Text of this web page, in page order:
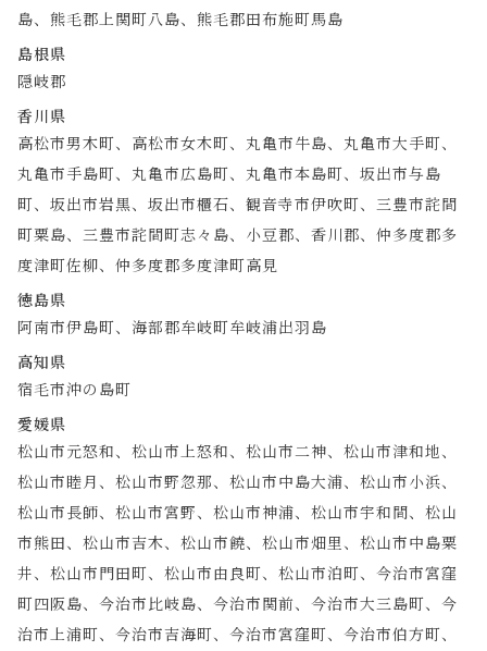
島、熊毛郡上関町八島、熊毛郡田布施町馬島
島根県
隠岐郡
香川県
高松市男木町、高松市女木町、丸亀市牛島、丸亀市大手町、
丸亀市手島町、丸亀市広島町、丸亀市本島町、坂出市与島
町、坂出市岩黒、坂出市櫃石、観音寺市伊吹町、三豊市詫間
町粟島、三豊市詫間町志々島、小豆郡、香川郡、仲多度郡多
度津町佐柳、仲多度郡多度津町高見
徳島県
阿南市伊島町、海部郡牟岐町牟岐浦出羽島
高知県
宿毛市沖の島町
愛媛県
松山市元怒和、松山市上怒和、松山市二神、松山市津和地、
松山市睦月、松山市野忽那、松山市中島大浦、松山市小浜、
松山市長師、松山市宮野、松山市神浦、松山市宇和間、松山
市熊田、松山市吉木、松山市饒、松山市畑里、松山市中島粟
井、松山市門田町、松山市由良町、松山市泊町、今治市宮窪
町四阪島、今治市比岐島、今治市関前、今治市大三島町、今
治市上浦町、今治市吉海町、今治市宮窪町、今治市伯方町、